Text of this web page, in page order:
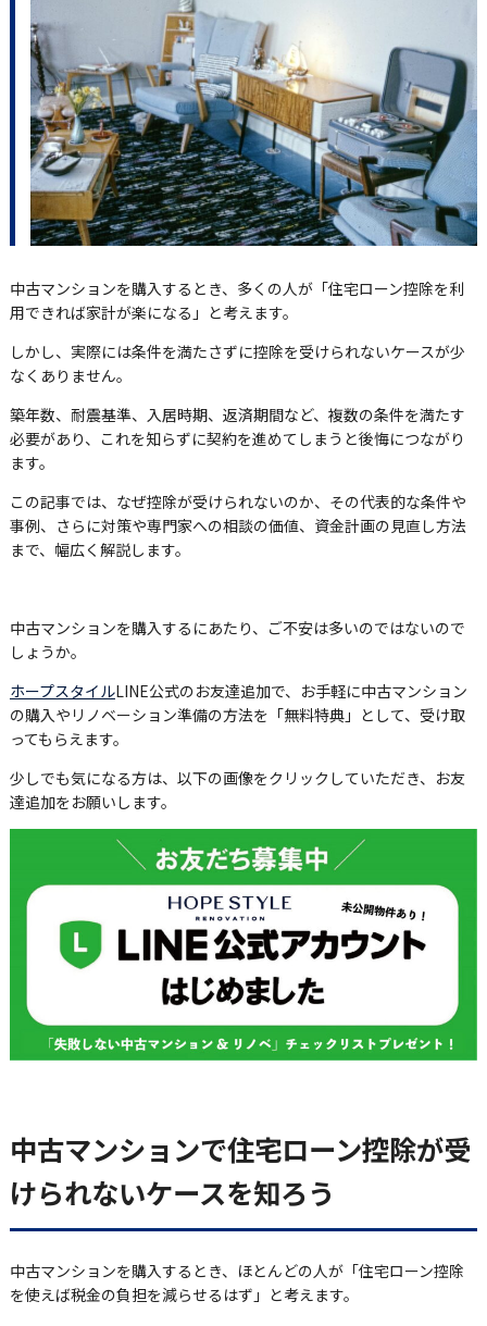
中古マンションを購入するとき、多くの人が「住宅ローン控除を利
用できれば家計が楽になる」と考えます。
しかし、実際には条件を満たさずに控除を受けられないケースが少
なくありません。
築年数、耐震基準、入居時期、返済期間など、複数の条件を満たす
必要があり、これを知らずに契約を進めてしまうと後悔につながり
ます。
この記事では、なぜ控除が受けられないのか、その代表的な条件や
事例、さらに対策や専門家への相談の価値、資金計画の見直し方法
まで、幅広く解説します。
中古マンションを購入するにあたり、ご不安は多いのではないので
しょうか。
ホープスタイルLINE公式のお友達追加で、お手軽に中古マンション
の購入やリノベーション準備の方法を「無料特典」として、受け取
ってもらえます。
少しでも気になる方は、以下の画像をクリックしていただき、お友
達追加をお願いします。
中古マンションで住宅ローン控除が受
けられないケースを知ろう
中古マンションを購入するとき、ほとんどの人が「住宅ローン控除
を使えば税金の負担を減らせるはず」と考えます。